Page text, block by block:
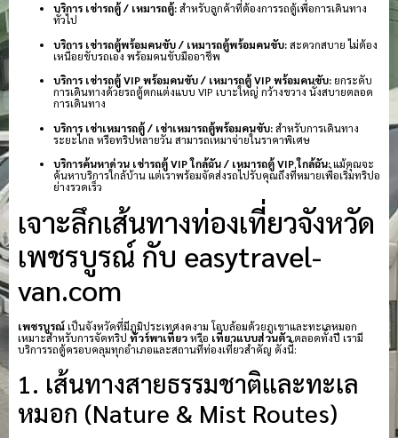
บริการ เช่ารถตู้ / เหมารถตู้:สำหรับลูกค้าที่ต้องการรถตู้เพื่อการเดินทาง
ทั่วไป
บริการ เช่ารถตู้พร้อมคนขับ / เหมารถตู้พร้อมคนขับ:สะดวกสบาย ไม่ต้อง
เหนื่อยขับรถเอง พร้อมคนขับมืออาชีพ
บริการ เช่ารถตู้ VIP พร้อมคนขับ / เหมารถตู้ VIP พร้อมคนขับ: ยกระดับ
การเดินทางด้วยรถตู้ตกแต่งแบบ VIP เบาะใหญ่ กว้างขวาง นั่งสบายตลอด
การเดินทาง
บริการ เช่าเหมารถตู้ / เช่าเหมารถตู้พร้อมคนขับ:สำหรับการเดินทาง
ระยะไกล หรือทริปหลายวัน สามารถเหมาจ่ายในราคาพิเศษ
บริการค้นหาด่วน เช่ารถตู้ VIP ใกล้ฉัน / เหมารถตู้ VIP ใกล้ฉัน:แม้คุณจะ
ค้นหาบริการใกล้บ้าน แต่เราพร้อมจัดส่งรถไปรับคุณถึงที่หมายเพื่อเริ่มทริปอ
ย่างรวดเร็ว
เจาะลึกเส้นทางท่องเที่ยวจังหวัด
เพชรบูรณ์ กับ easytravel-
van.com
เพชรบูรณ์เป็นจังหวัดที่มีภูมิประเทศงดงาม โอบล้อมด้วยภูเขาและทะเลหมอก
เหมาะสำหรับการจัดทริป ทัวร์พาเที่ยวหรือ เที่ยวแบบส่วนตัวตลอดทั้งปี เรามี
บริการรถตู้ครอบคลุมทุกอำเภอและสถานที่ท่องเที่ยวสำคัญ ดังนี้:
1. เส้นทางสายธรรมชาติและทะเล
หมอก (Nature & Mist Routes)